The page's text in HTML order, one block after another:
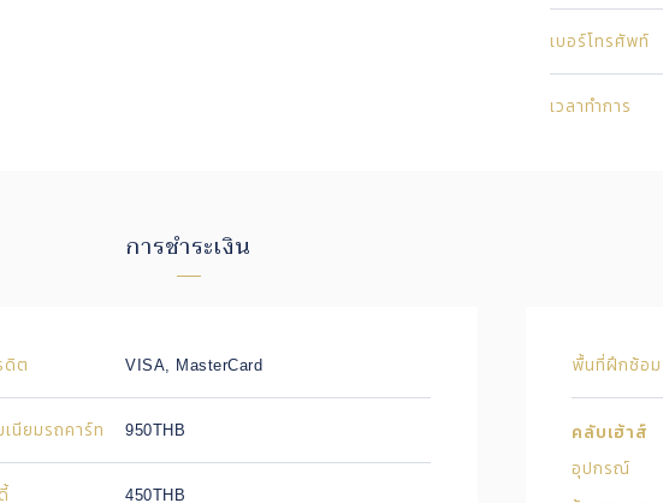
เบอร์โทรศัพท์
เวลาทำการ
การชำระเงิน
ดิต VISA, MasterCard
นียมรถคาร์ท 950THB
450THB
พื้นที่ฝึกซ้อม
คลับเฮ้าส์
อุปกรณ์